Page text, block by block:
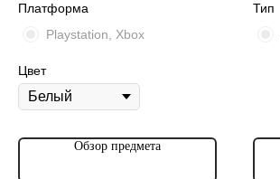
Платформа
Playstation, Xbox
Цвет
Обзор предмета
Тип